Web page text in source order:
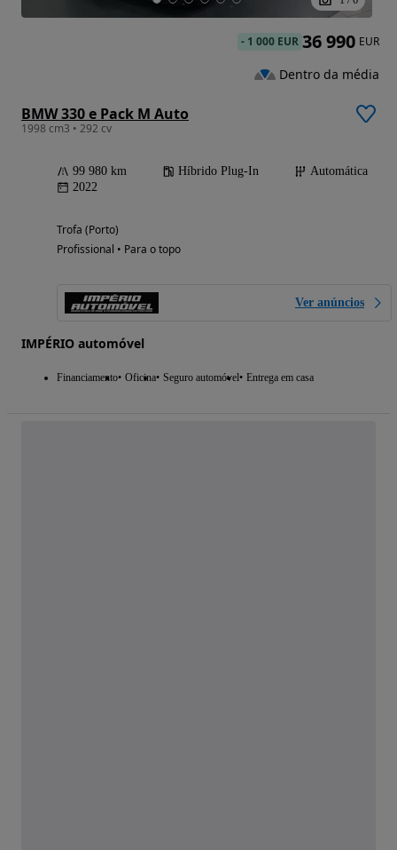
BMW 330 e Pack M Auto
1998 cm3 • 292 cv
99 980 km Híbrido Plug-In
Automática
2022
Trofa (Porto)
Profissional • Para o topo
Ver anúncios
IMPÉRIO automóvel
Financiamento Oficina Seguro automóvel Entrega em casa
- 1 000 EUR 36 990 EUR
Dentro da média